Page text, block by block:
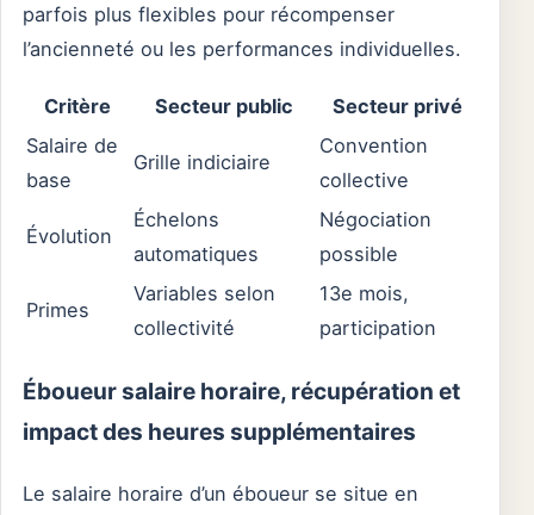
parfois plus flexibles pour récompenser
l’ancienneté ou les performances individuelles.
Critère Secteur public
Secteur privé
Salaire de
base
Grille indiciaire
Convention
collective
Évolution
Échelons
automatiques
Négociation
possible
Primes
Variables selon
collectivité
13e mois,
participation
Éboueur salaire horaire, récupération et
impact des heures supplémentaires
Le salaire horaire d’un éboueur se situe en